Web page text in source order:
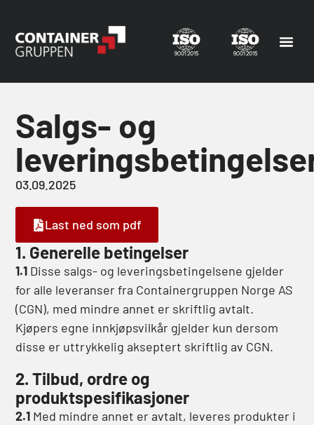
Salgs- og
03.09.2025
Last ned som pdf
1. Generelle betingelser
1.1 Disse salgs- og leveringsbetingelsene gjelder
for alle leveranser fra Containergruppen Norge AS
(CGN), med mindre annet er skriftlig avtalt.
Kjøpers egne innkjøpsvilkår gjelder kun dersom
disse er uttrykkelig akseptert skriftlig av CGN.
2. Tilbud, ordre og
produktspesifikasjoner
2.1 Med mindre annet er avtalt, leveres produkter i